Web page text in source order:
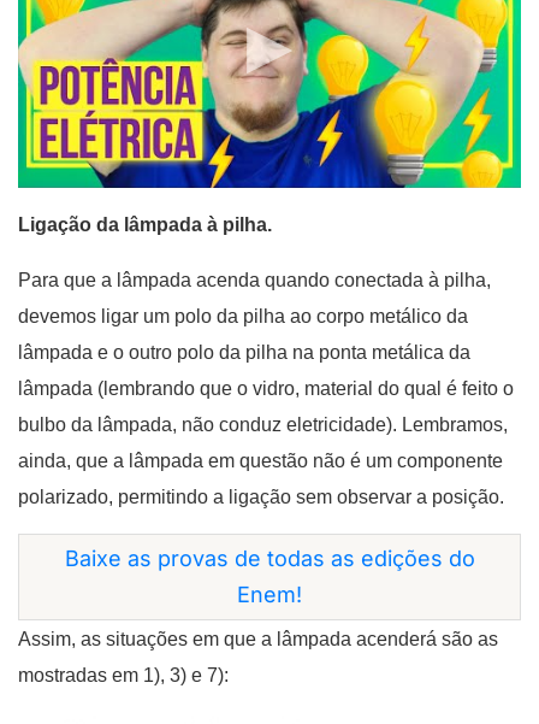
Ligação da lâmpada à pilha.
Para que a lâmpada acenda quando conectada à pilha,
devemos ligar um polo da pilha ao corpo metálico da
lâmpada e o outro polo da pilha na ponta metálica da
lâmpada (lembrando que o vidro, material do qual é feito o
bulbo da lâmpada, não conduz eletricidade). Lembramos,
ainda, que a lâmpada em questão não é um componente
polarizado, permitindo a ligação sem observar a posição.
Baixe as provas de todas as edições do
Enem!
Assim, as situações em que a lâmpada acenderá são as
mostradas em 1), 3) e 7):